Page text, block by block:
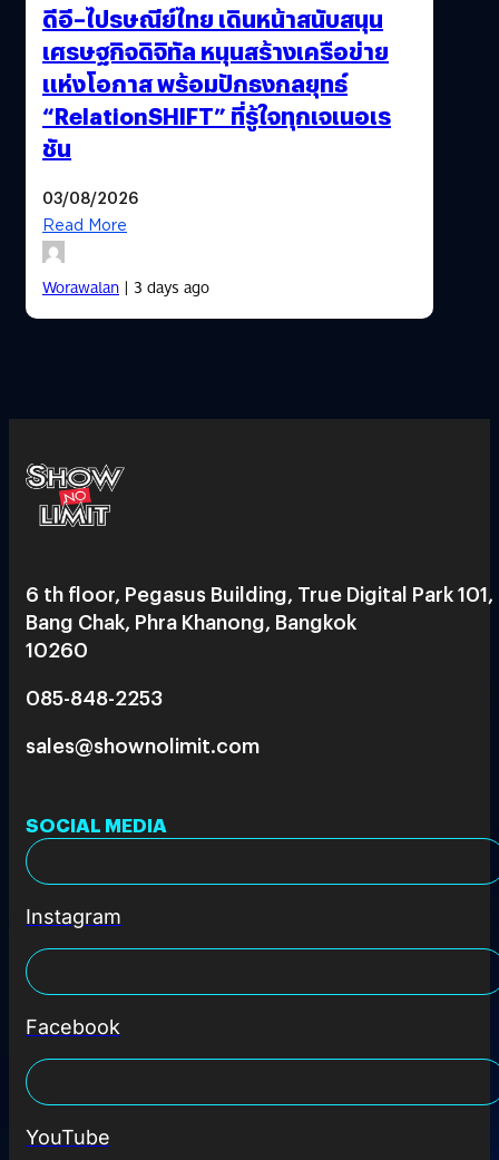
ดีอี–ไปรษณีย์ไทย เดินหน้าสนับสนุน
เศรษฐกิจดิจิทัล หนุนสร้างเครือข่าย
แห่งโอกาส พร้อมปักธงกลยุทธ์
“RelationSHIFT” ที่รู้ใจทุกเจเนอเร
ชัน
03/08/2026
Read More
Worawalan| 3 days ago
6 th floor, Pegasus Building, True Digital Park 101,
Bang Chak, Phra Khanong, Bangkok
10260
085-848-2253
sales@shownolimit.com
SOCIAL MEDIA
Instagram
Facebook
YouTube